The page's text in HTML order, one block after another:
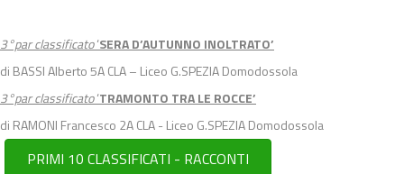
3°par classificato‘SERA D’AUTUNNO INOLTRATO’
di BASSI Alberto 5A CLA – Liceo G.SPEZIA Domodossola
3°par classificato‘TRAMONTO TRA LE ROCCE’
di RAMONI Francesco 2A CLA - Liceo G.SPEZIA Domodossola
PRIMI 10 CLASSIFICATI - RACCONTI